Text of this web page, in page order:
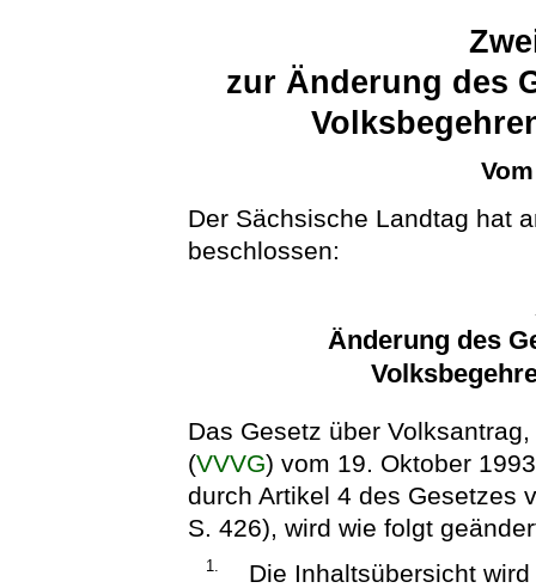
zur Änderung des
Der Sächsische Landtag hat
beschlossen:
Änderung des
Das Gesetz über
(VVVG) vom 19. Oktober
durch Artikel 4 des Gesetzes
S. 426), wird wie folgt
1.
Die Inhaltsübersicht